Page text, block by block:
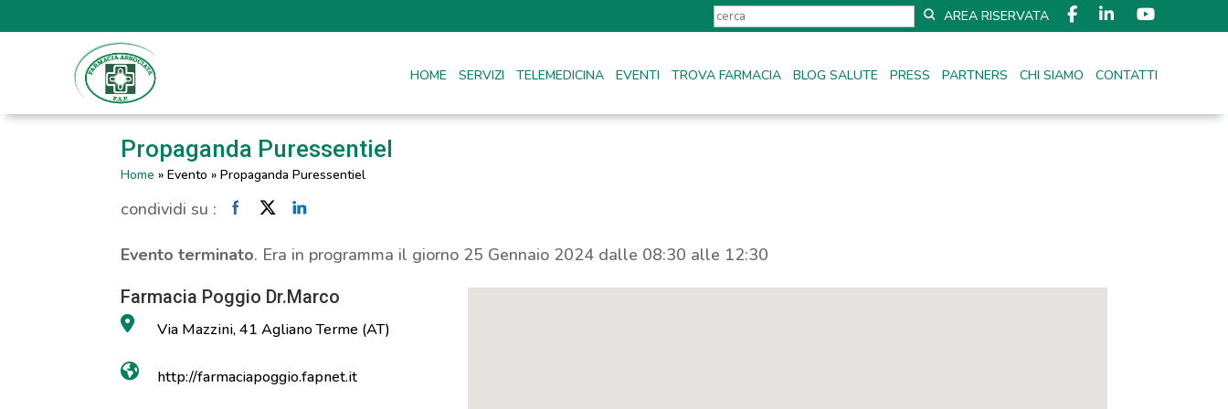
AREA RISERVATA
HOME SERVIZI TELEMEDICINA EVENTI TROVA FARMACIA BLOG SALUTE PRESS PARTNERS CHI SIAMO CONTATTI
Propaganda Puressentiel
Home » Evento » Propaganda Puressentiel
condividi su :
Evento terminato. Era in programma il giorno 25 Gennaio 2024 dalle 08:30 alle 12:30
Farmacia Poggio Dr.Marco
Via Mazzini, 41 Agliano Terme (AT)
http://farmaciapoggio.fapnet.it